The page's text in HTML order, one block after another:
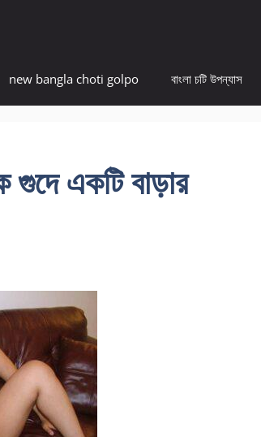
new bangla choti golpo বাংলা চটি উপন্যাস
একটি বাড়ার